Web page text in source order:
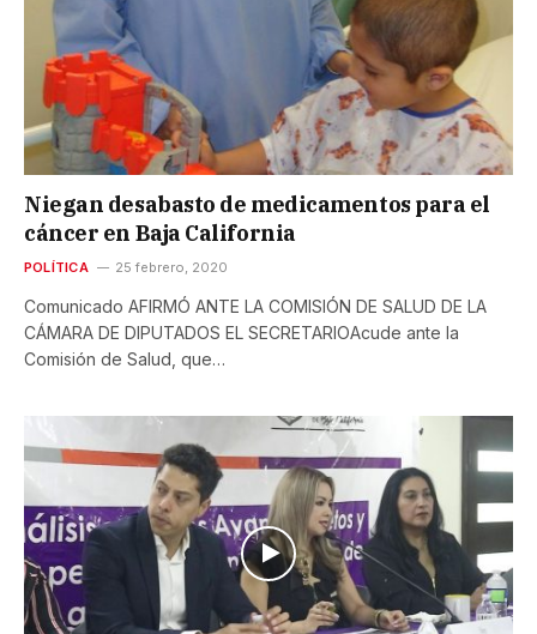
Niegan desabasto de medicamentos para el
cáncer en Baja California
POLÍTICA 25 febrero, 2020
Comunicado AFIRMÓ ANTE LA COMISIÓN DE SALUD DE LA
CÁMARA DE DIPUTADOS EL SECRETARIOAcude ante la
Comisión de Salud, que…